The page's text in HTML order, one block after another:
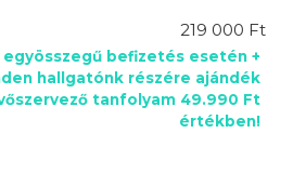
219 000 Ft
egyösszegű befizetés esetén +
hallgatónk részére ajándék
tanfolyam 49.990 Ft
értékben!